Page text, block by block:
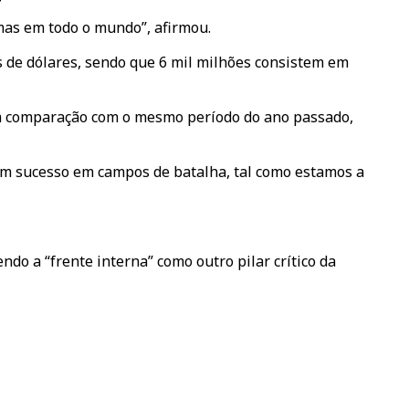
em todo o mundo”, afirmou.
dólares, sendo que 6 mil milhões consistem em
com o mesmo período do ano passado,
sucesso em campos de batalha, tal como estamos a
a “frente interna” como outro pilar crítico da